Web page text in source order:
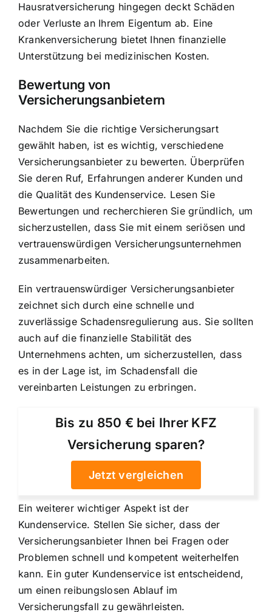
Hausratversicherung hingegen deckt Schäden
oder Verluste an Ihrem Eigentum ab. Eine
Krankenversicherung bietet Ihnen finanzielle
Unterstützung bei medizinischen Kosten.
Bewertung von
Versicherungsanbietern
Nachdem Sie die richtige Versicherungsart
gewählt haben, ist es wichtig, verschiedene
Versicherungsanbieter zu bewerten. Überprüfen
Sie deren Ruf, Erfahrungen anderer Kunden und
die Qualität des Kundenservice. Lesen Sie
Bewertungen und recherchieren Sie gründlich, um
sicherzustellen, dass Sie mit einem seriösen und
vertrauenswürdigen Versicherungsunternehmen
zusammenarbeiten.
Ein vertrauenswürdiger Versicherungsanbieter
zeichnet sich durch eine schnelle und
zuverlässige Schadensregulierung aus. Sie sollten
auch auf die finanzielle Stabilität des
Unternehmens achten, um sicherzustellen, dass
es in der Lage ist, im Schadensfall die
vereinbarten Leistungen zu erbringen.
Bis zu 850 € bei Ihrer KFZ
Versicherung sparen?
Jetzt vergleichen
Ein weiterer wichtiger Aspekt ist der
Kundenservice. Stellen Sie sicher, dass der
Versicherungsanbieter Ihnen bei Fragen oder
Problemen schnell und kompetent weiterhelfen
kann. Ein guter Kundenservice ist entscheidend,
um einen reibungslosen Ablauf im
Versicherungsfall zu gewährleisten.